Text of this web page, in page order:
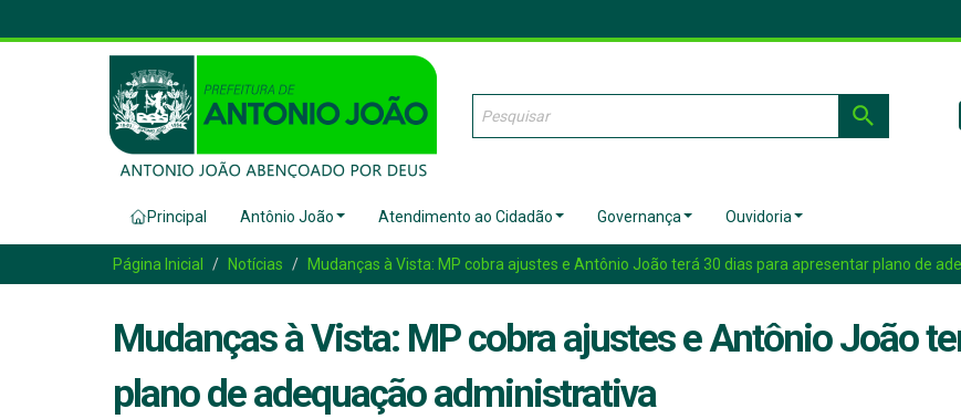
Principal Antônio João Atendimento ao Cidadão Governança Ouvidoria
Página Inicial Notícias Mudanças à Vista: MP cobra ajustes e Antônio João terá 30 dias para apresentar plano de
Mudanças à Vista: MP cobra ajustes e Antônio João
plano de adequação administrativa